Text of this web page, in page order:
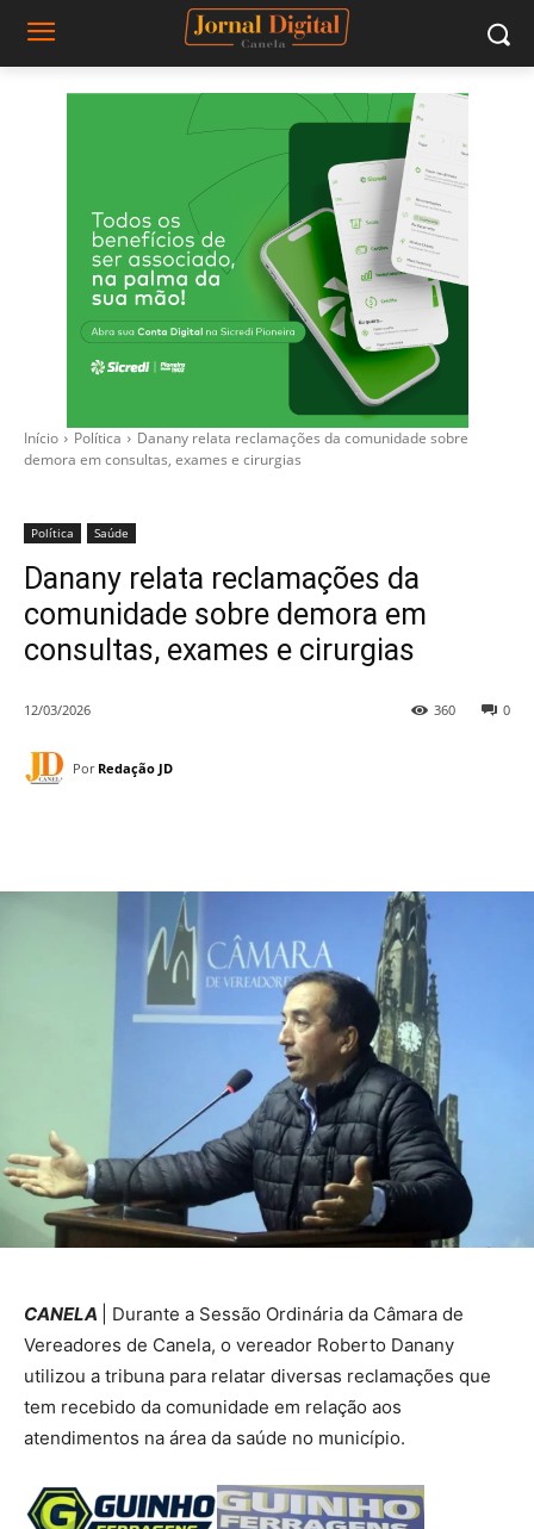
Início Política
Danany relata reclamações da comunidade sobre
demora em consultas, exames e cirurgias
Política Saúde
Danany relata reclamações da
comunidade sobre demora em
consultas, exames e cirurgias
12/03/2026 0
360
Por Redação JD
CANELA
| Durante a Sessão Ordinária da Câmara de
Vereadores de Canela, o vereador Roberto Danany
utilizou a tribuna para relatar diversas reclamações que
tem recebido da comunidade em relação aos
atendimentos na área da saúde no município.